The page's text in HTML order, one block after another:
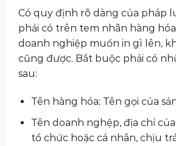
Có quy định rõ dàng của pháp
phải có trên tem nhãn hàng
doanh nghiệp muốn in gì lên,
cũng được. Bắt buộc phải có
sau:
Tên hàng hóa; Tên gọi của
Tên doanh nghệp, địa chỉ
tổ chức hoặc cá nhân, chịu